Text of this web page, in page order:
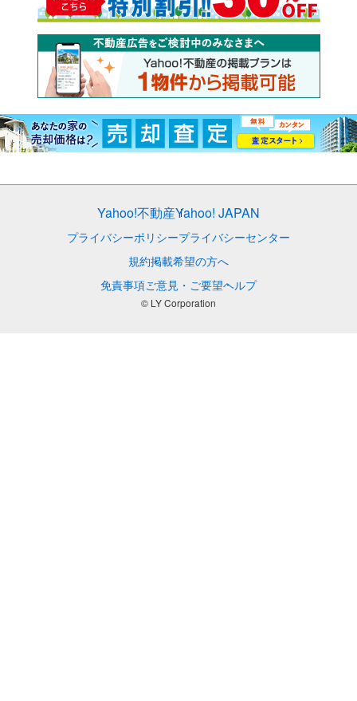
Yahoo!不動産Yahoo! JAPAN
プライバシーポリシープライバシーセンター
規約掲載希望の方へ
免責事項ご意見・ご要望ヘルプ
© LY Corporation